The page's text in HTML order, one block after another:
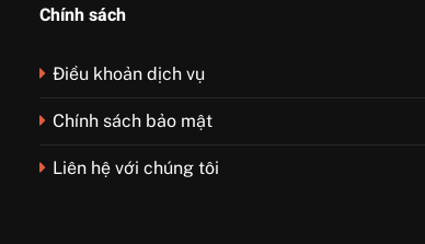
Chính sách
Điều khoản dịch vụ
Chính sách bảo mật
Liên hệ với chúng tôi